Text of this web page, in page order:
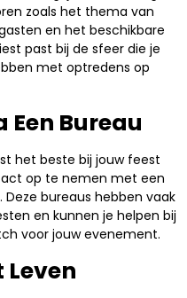
zoals het thema van
en het beschikbare
past bij de sfeer die je
met optredens op
Een Bureau
het beste bij jouw feest
op te nemen met een
bureaus hebben vaak
en kunnen je helpen bij
voor jouw evenement.
Leven